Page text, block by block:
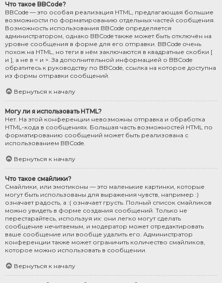
Что такое BBCode?
BBCode — это особая реализация HTML, предлагающая большие
возможности по форматированию отдельных частей сообщения.
Возможность использования BBCode определяется
администратором, однако BBCode также может быть отключён на
уровне сообщения в форме для его отправки. BBCode очень
похож на HTML, но теги в нём заключаются в квадратные скобки [
и ], а не в < и >. За дополнительной информацией о BBCode
обратитесь к руководству по BBCode, ссылка на которое доступна
из формы отправки сообщений.
Вернуться к началу
Могу ли я использовать HTML?
Нет. На этой конференции невозможны отправка и обработка
HTML-кода в сообщениях. Большая часть возможностей HTML по
форматированию сообщений может быть реализована с
использованием BBCode.
Вернуться к началу
Что такое смайлики?
Смайлики, или эмотиконы — это маленькие картинки, которые
могут быть использованы для выражения чувств, например :)
означает радость, а :( означает грусть. Полный список смайликов
можно увидеть в форме создания сообщений. Только не
перестарайтесь, используя их: они легко могут сделать
сообщение нечитаемым, и модератор может отредактировать
ваше сообщение или вообще удалить его. Администратор
конференции также может ограничить количество смайликов,
которое можно использовать в сообщении.
Вернуться к началу